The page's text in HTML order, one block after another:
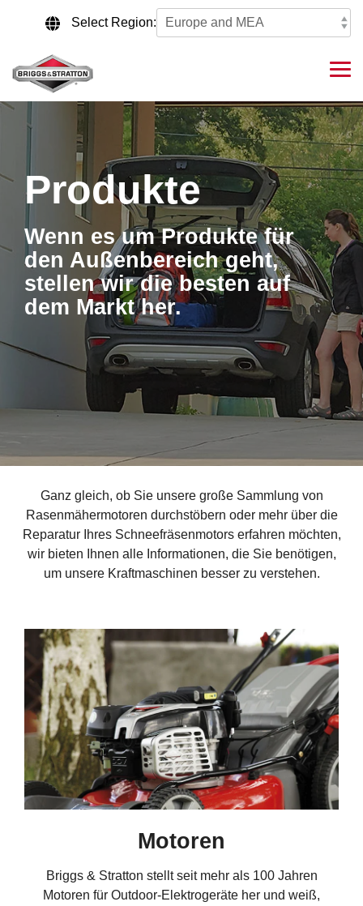
content.
Select Region:
Produkte
Wenn es um Produkte für
den Außenbereich geht,
stellen wir die besten auf
dem Markt her.
Ganz gleich, ob Sie unsere große Sammlung von
Rasenmähermotoren durchstöbern oder mehr über die
Reparatur Ihres Schneefräsenmotors erfahren möchten,
wir bieten Ihnen alle Informationen, die Sie benötigen,
um unsere Kraftmaschinen besser zu verstehen.
Motoren
Briggs & Stratton stellt seit mehr als 100 Jahren
Motoren für Outdoor-Elektrogeräte her und weiß,